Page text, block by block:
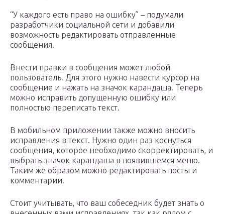
“У каждого есть право на ошибку” – подумали
разработчики социальной сети и добавили
возможность редактировать отправленные
сообщения.
Внести правки в сообщения может любой
пользователь. Для этого нужно навести курсор на
сообщение и нажать на значок карандаша. Теперь
можно исправить допущенную ошибку или
полностью переписать текст.
В мобильном приложении также можно вносить
исправления в текст. Нужно один раз коснуться
сообщения, которое необходимо скорректировать, и
выбрать значок карандаша в появившемся меню.
Таким же образом можно редактировать посты и
комментарии.
Стоит учитывать, что ваш собеседник будет знать о